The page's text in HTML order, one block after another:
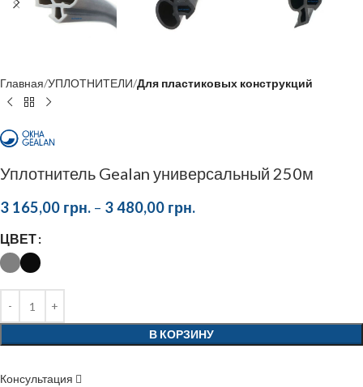
Главная УПЛОТНИТЕЛИ Для пластиковых конструкций
Уплотнитель Gealan универсальный 250м
3 165,00 грн. – 3 480,00 грн.
ЦВЕТ
В КОРЗИНУ
Консультация